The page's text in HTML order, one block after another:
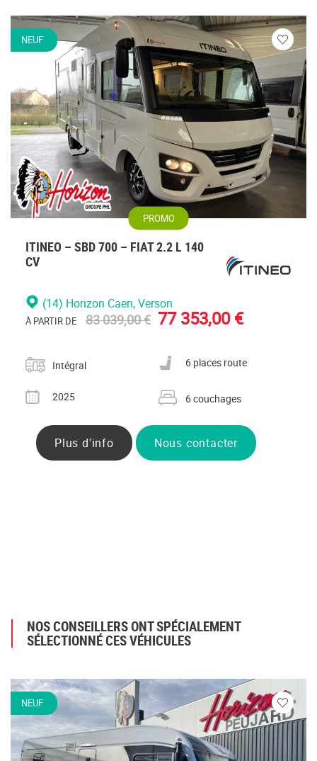
NEUF
Veuillez
PROMO
ITINEO – SBD 700 – FIAT 2.2 L 140
CV
(14) Horizon Caen, Verson
À PARTIR DE 83 039,00 € 77 353,00 €
Catégorie
Intégral
Nombre de places carte grise
6 places route
Année
2025
Nombre de couchages
6 couchages
Plus d'info Nous contacter
NOS CONSEILLERS ONT SPÉCIALEMENT
SÉLECTIONNÉ CES VÉHICULES
NEUF
Veuillez
vous